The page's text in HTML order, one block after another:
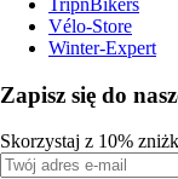
TripnBikers
Vélo-Store
Winter-Expert
Zapisz się do
Skorzystaj z 10%